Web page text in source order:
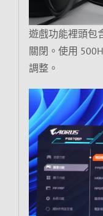
遊戲功能裡頭包
關閉。使用
調整。